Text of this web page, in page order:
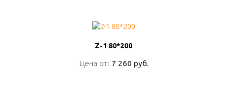
Z-1 80*200
Цена от: 7 260 руб.
Z-1 80*200
Цена от: 7 260 руб.